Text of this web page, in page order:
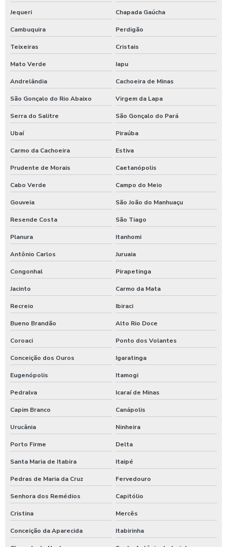
Jequeri Chapada Gaúcha
Cambuquira Perdigão
Teixeiras Cristais
Mato Verde Iapu
Andrelândia Cachoeira de Minas
São Gonçalo do Rio Abaixo Virgem da Lapa
Serra do Salitre São Gonçalo do Pará
Ubaí Piraúba
Carmo da Cachoeira Estiva
Prudente de Morais Caetanópolis
Cabo Verde Campo do Meio
Gouveia São João do Manhuaçu
Resende Costa São Tiago
Planura Itanhomi
Antônio Carlos Juruaia
Congonhal Pirapetinga
Jacinto Carmo da Mata
Recreio Ibiraci
Bueno Brandão Alto Rio Doce
Coroaci Ponto dos Volantes
Conceição dos Ouros Igaratinga
Eugenópolis Itamogi
Pedralva Icaraí de Minas
Capim Branco Canápolis
Urucânia Ninheira
Porto Firme Delta
Santa Maria de Itabira Itaipé
Pedras de Maria da Cruz Fervedouro
Senhora dos Remédios Capitólio
Cristina Mercês
Conceição da Aparecida Itabirinha